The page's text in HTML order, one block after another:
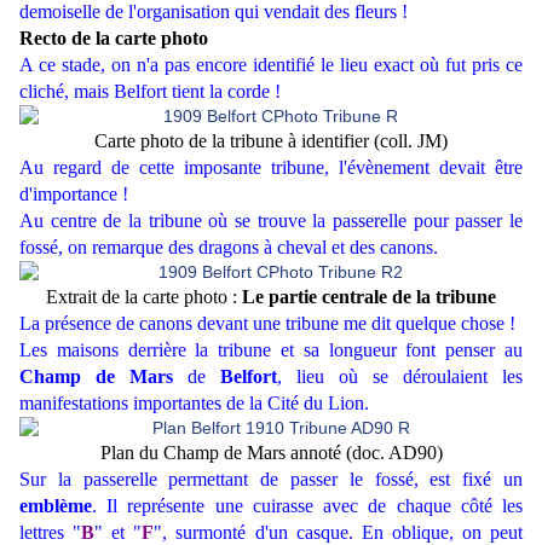
demoiselle de l'organisation qui vendait des fleurs !
Recto de la carte photo
A ce stade, on n'a pas encore identifié le lieu exact où fut pris ce
cliché, mais Belfort tient la corde !
Carte photo de la tribune à identifier (coll. JM)
Au regard de cette imposante tribune, l'évènement devait être
d'importance !
Au centre de la tribune où se trouve la passerelle pour passer le
fossé, on remarque des dragons à cheval et des canons.
Extrait de la carte photo : Le partie centrale de la tribune
La présence de canons devant une tribune me dit quelque chose !
Les maisons derrière la tribune et sa longueur font penser au
Champ de Mars de Belfort, lieu où se déroulaient les
manifestations importantes de la Cité du Lion.
Plan du Champ de Mars annoté (doc. AD90)
Sur la passerelle permettant de passer le fossé, est fixé un
emblème. Il représente une cuirasse avec de chaque côté les
lettres "B" et "F", surmonté d'un casque. En oblique, on peut